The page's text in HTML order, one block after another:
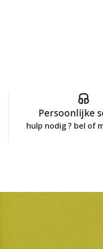
Persoonlijke
hulp nodig ? bel of